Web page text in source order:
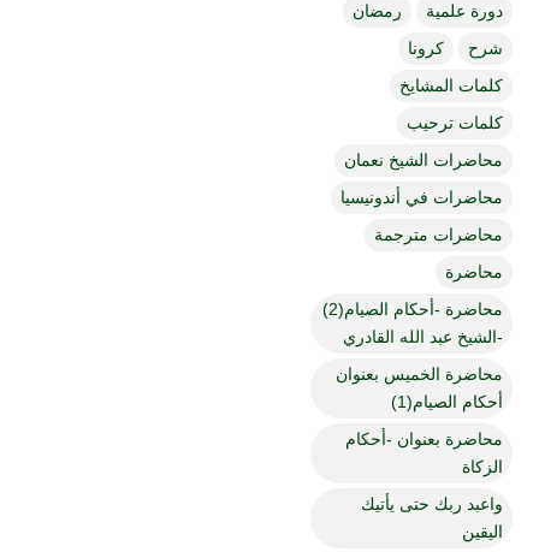
دورة علمية
رمضان
شرح
كرونا
كلمات المشايخ
كلمات ترحيب
محاضرات الشيخ نعمان
محاضرات في أندونيسيا
محاضرات مترجمة
محاضرة
محاضرة -أحكام الصيام(2)
-الشيخ عبد الله القادري
محاضرة الخميس بعنوان
أحكام الصيام(1)
محاضرة بعنوان -أحكام
الزكاة
واعبد ربك حتى يأتيك
اليقين